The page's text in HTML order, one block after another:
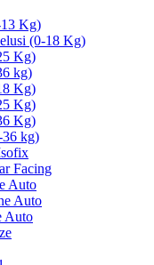
Kg)
(0-18 Kg)
Kg)
kg)
Kg)
Kg)
Kg)
36 kg)
Facing
Auto
Auto
Auto